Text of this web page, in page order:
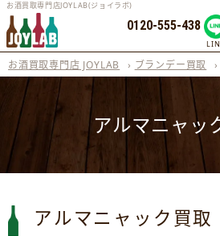
お酒買取専門店JOYLAB(ジョイラボ)
0120-555-438
お酒買取専門店 JOYLAB › ブランデー買取 ›
アルマニャッ
アルマニャック買取